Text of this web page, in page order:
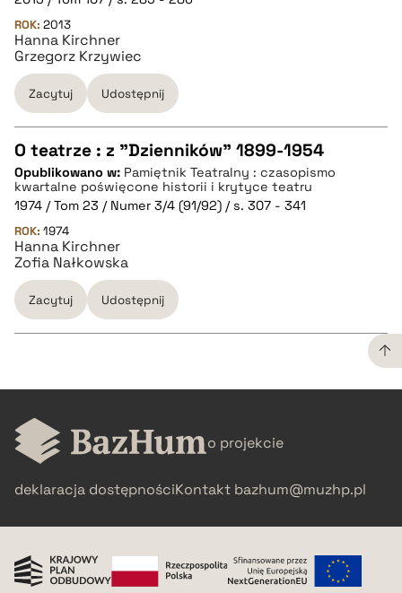
pobierz cytat
BIBTEX
pobierz cytat
ROK: 2013
Hanna Kirchner
Grzegorz Krzywiec
Zacytuj Udostępnij
CZYSTY TEKST
pobierz cytat
BIBTEX
O teatrze : z "Dzienników" 1899-1954
Opublikowano w: Pamiętnik Teatralny : czasopismo
kwartalne poświęcone historii i krytyce teatru
1974 / Tom 23 / Numer 3/4 (91/92) / s. 307 - 341
ROK: 1974
Hanna Kirchner
Zofia Nałkowska
Zacytuj Udostępnij
CZYSTY TEKST
pobierz cytat
BIBTEX
o projekcie
deklaracja dostępnościKontakt bazhum@muzhp.pl